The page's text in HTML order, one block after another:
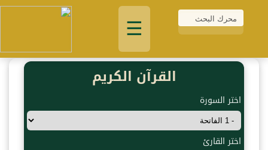
☰
القرآن الكريم
اختر السورة
اختر القارئ